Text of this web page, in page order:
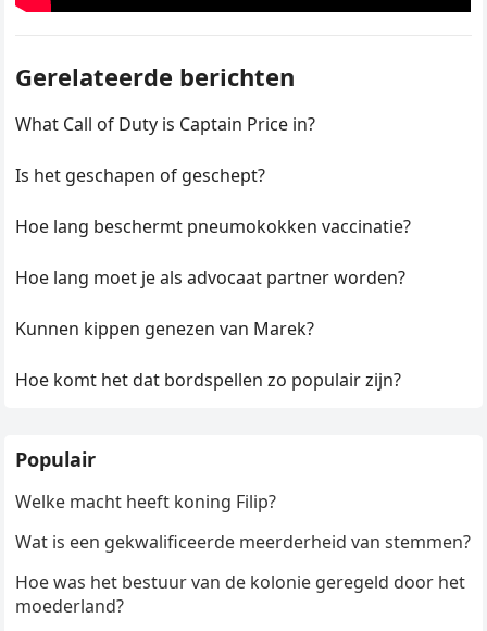
Gerelateerde berichten
What Call of Duty is Captain Price in?
Is het geschapen of geschept?
Hoe lang beschermt pneumokokken vaccinatie?
Hoe lang moet je als advocaat partner worden?
Kunnen kippen genezen van Marek?
Hoe komt het dat bordspellen zo populair zijn?
Populair
Welke macht heeft koning Filip?
Wat is een gekwalificeerde meerderheid van stemmen?
Hoe was het bestuur van de kolonie geregeld door het
moederland?